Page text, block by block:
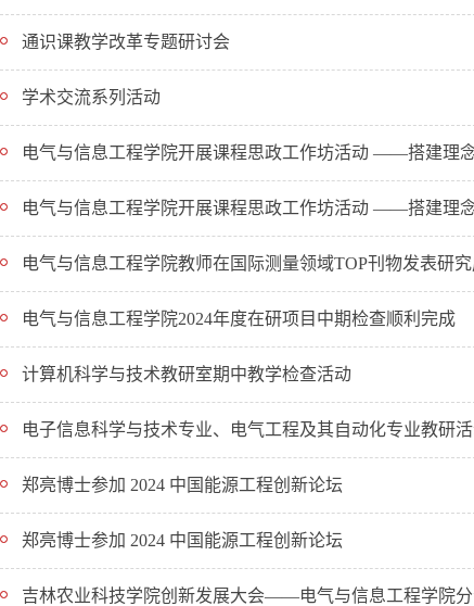
通识课教学改革专题研讨会
学术交流系列活动
电气与信息工程学院开展课程思政工作坊活动 ——搭建理
电气与信息工程学院开展课程思政工作坊活动 ——搭建理
电气与信息工程学院教师在国际测量领域TOP刊物发表研
电气与信息工程学院2024年度在研项目中期检查顺利完成
计算机科学与技术教研室期中教学检查活动
电子信息科学与技术专业、电气工程及其自动化专业教研
郑亮博士参加 2024 中国能源工程创新论坛
郑亮博士参加 2024 中国能源工程创新论坛
吉林农业科技学院创新发展大会——电气与信息工程学院